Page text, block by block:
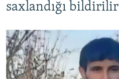
saxlandığı bildirilir